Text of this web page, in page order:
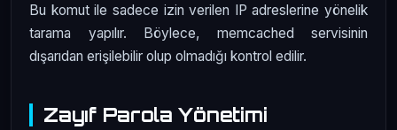
Bu komut ile sadece izin verilen IP adreslerine yönelik
tarama yapılır. Böylece, memcached servisinin
dışarıdan erişilebilir olup olmadığı kontrol edilir.
Zayıf Parola Yönetimi